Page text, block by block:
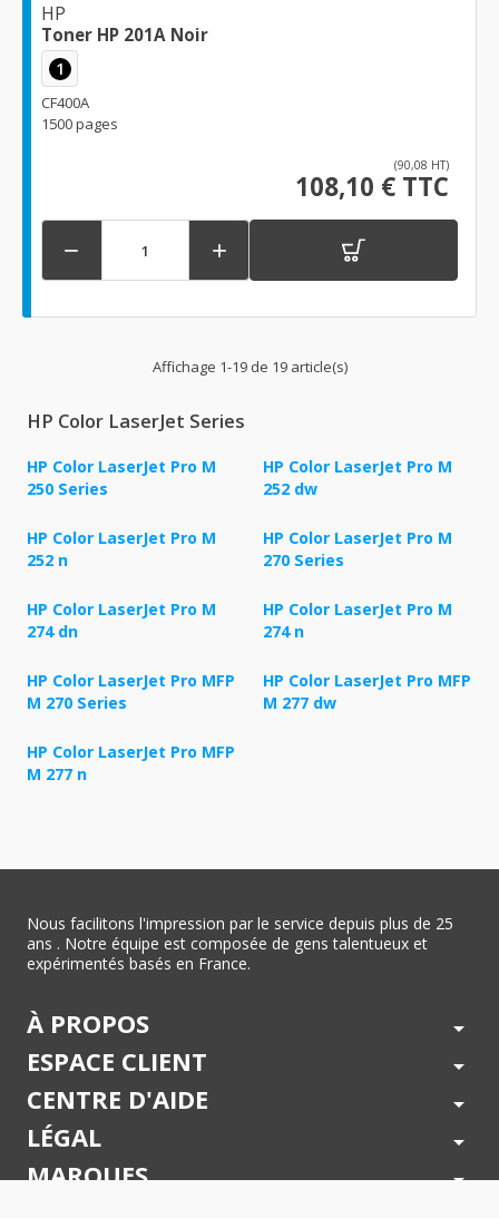
HP
Toner HP 201A Noir
1
CF400A
1500 pages
(90,08 HT)
108,10 € TTC
 
Affichage 1-19 de 19 article(s)
HP Color LaserJet Series
HP Color LaserJet Pro M
250 Series
HP Color LaserJet Pro M
252 dw
HP Color LaserJet Pro M
252 n
HP Color LaserJet Pro M
270 Series
HP Color LaserJet Pro M
274 dn
HP Color LaserJet Pro M
274 n
HP Color LaserJet Pro MFP
M 270 Series
HP Color LaserJet Pro MFP
M 277 dw
HP Color LaserJet Pro MFP
M 277 n
Nous facilitons l'impression par le service depuis plus de 25
ans . Notre équipe est composée de gens talentueux et
expérimentés basés en France.
À PROPOS arrow_drop_down
ESPACE CLIENT arrow_drop_down
CENTRE D'AIDE arrow_drop_down
LÉGAL arrow_drop_down
MARQUES arrow_drop_down